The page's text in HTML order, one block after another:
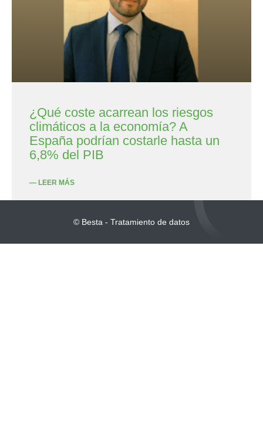
¿Qué coste acarrean los riesgos
climáticos a la economía? A
España podrían costarle hasta un
6,8% del PIB
— LEER MÁS
© Besta - Tratamiento de datos